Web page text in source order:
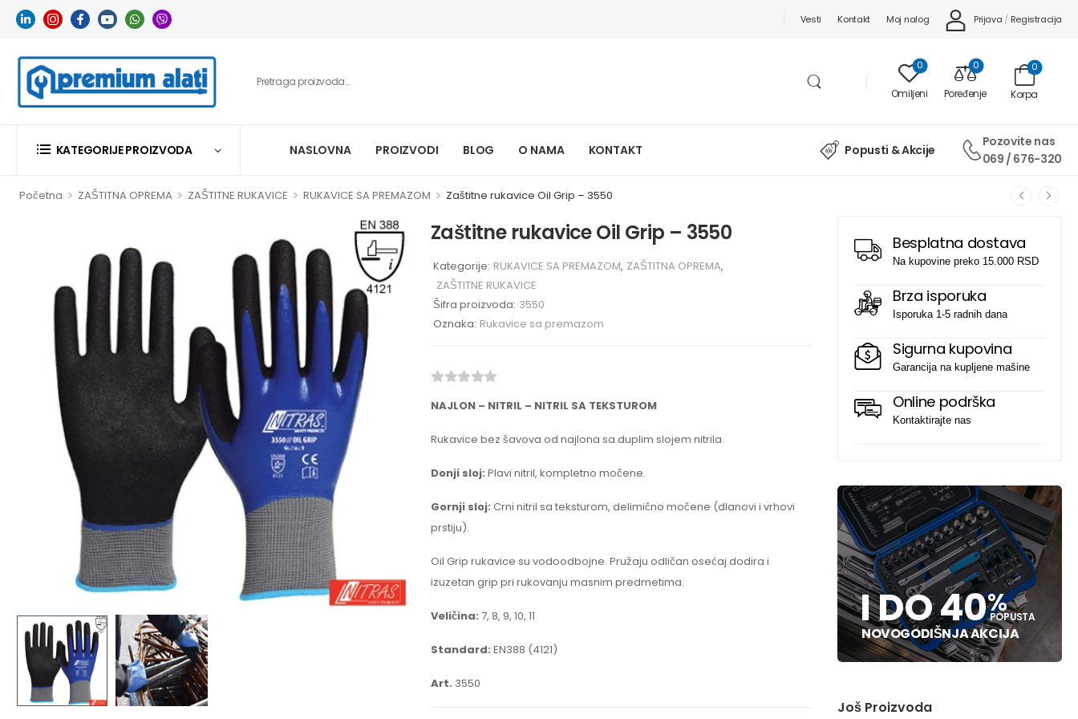
Vesti Kontakt Moj nalog Prijava / Registracija
0
Omiljeni
0
Poređenje Korpa
0
KATEGORIJE PROIZVODA NASLOVNA PROIZVODI BLOG O NAMA KONTAKT Popusti & Akcije
Pozovite nas
069 / 676-320
Početna > ZAŠTITNA OPREMA > ZAŠTITNE RUKAVICE > RUKAVICE SA PREMAZOM > Zaštitne rukavice Oil Grip – 3550
Besplatna dostava
Na kupovine preko 15.000 RSD
Brza isporuka
Isporuka 1-5 radnih dana
Sigurna kupovina
Garancija na kupljene mašine
Online podrška
Kontaktirajte nas
I DO 40%
POPUSTA
NOVOGODIŠNJA AKCIJA
Još Proizvoda
Zaštitne rukavice Oil Grip – 3550
Kategorije: RUKAVICE SA PREMAZOM, ZAŠTITNA OPREMA,
ZAŠTITNE RUKAVICE
Šifra proizvoda: 3550
Oznaka: Rukavice sa premazom
NAJLON – NITRIL – NITRIL SA TEKSTUROM
Rukavice bez šavova od najlona sa duplim slojem nitrila.
Donji sloj: Plavi nitril, kompletno močene.
Gornji sloj: Crni nitril sa teksturom, delimično močene (dlanovi i vrhovi
prstiju).
Oil Grip rukavice su vodoodbojne. Pružaju odličan osećaj dodira i
izuzetan grip pri rukovanju masnim predmetima.
Veličina: 7, 8, 9, 10, 11
Standard: EN388 (4121)
Art. 3550